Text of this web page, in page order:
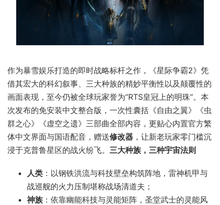
作为暴雪娱乐打造的即时战略标杆之作，《星际争霸2》凭
借其宏大的科幻叙事、三大种族的精妙平衡性以及颠覆性的
画面表现，至今仍被全球玩家誉为“RTS皇冠上的明珠”。本
次发布的免安装中文整合版，一次性囊括《自由之翼》《虫
群之心》《虚空之遗》三部曲全部内容，更贴心内置官方繁
体中文界面与国语配音，赠送修改器 ，让新老玩家零门槛沉
浸于克普鲁星区的战火纷飞。​ ​三大种族，三种宇宙法则​
​人类​ ​：以钢铁洪流与科技壁垒构筑阵地，雷神机甲与
战巡舰的火力压制堪称战场清道夫；
​神族​ ​：依靠幽能科技与灵能矩阵，圣堂武士的灵能风